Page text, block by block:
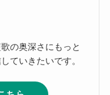
の奥深さにもっと
ていきたいです。